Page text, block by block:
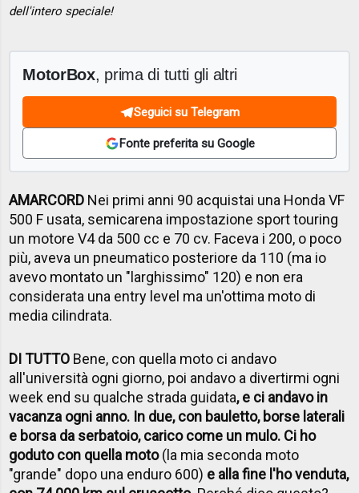
dell'intero speciale!
MotorBox, prima di tutti gli altri
Seguici su Telegram
Fonte preferita su Google
AMARCORD Nei primi anni 90 acquistai una Honda VF
500 F usata, semicarena impostazione sport touring
un motore V4 da 500 cc e 70 cv. Faceva i 200, o poco
più, aveva un pneumatico posteriore da 110 (ma io
avevo montato un "larghissimo" 120) e non era
considerata una entry level ma un'ottima moto di
media cilindrata.
DI TUTTO Bene, con quella moto ci andavo
all'università ogni giorno, poi andavo a divertirmi ogni
week end su qualche strada guidata, e ci andavo in
vacanza ogni anno. In due, con bauletto, borse laterali
e borsa da serbatoio, carico come un mulo. Ci ho
goduto con quella moto(la mia seconda moto
"grande" dopo una enduro 600) e alla fine l'ho venduta,